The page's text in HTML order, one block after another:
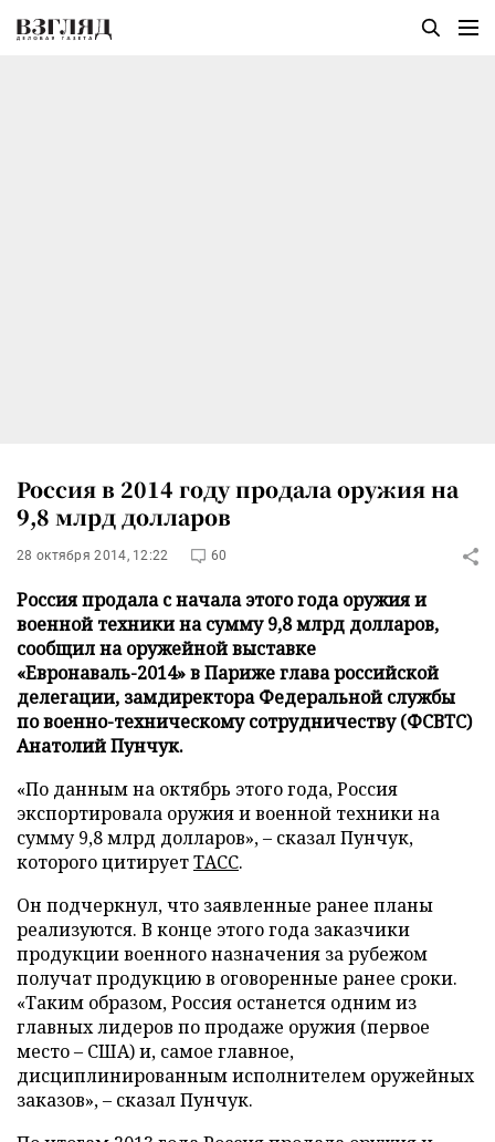
Россия в 2014 году продала оружия на
9,8 млрд долларов
28 октября 2014, 12:22 60
Россия продала с начала этого года оружия и
военной техники на сумму 9,8 млрд долларов,
сообщил на оружейной выставке
«Евронаваль-2014» в Париже глава российской
делегации, замдиректора Федеральной службы
по военно-техническому сотрудничеству (ФСВТС)
Анатолий Пунчук.
«По данным на октябрь этого года, Россия
экспортировала оружия и военной техники на
сумму 9,8 млрд долларов», – сказал Пунчук,
которого цитируетТАСС.
Он подчеркнул, что заявленные ранее планы
реализуются. В конце этого года заказчики
продукции военного назначения за рубежом
получат продукцию в оговоренные ранее сроки.
«Таким образом, Россия останется одним из
главных лидеров по продаже оружия (первое
место – США) и, самое главное,
дисциплинированным исполнителем оружейных
заказов», – сказал Пунчук.